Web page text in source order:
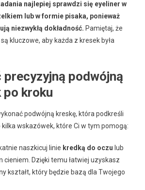
najlepiej sprawdzi się eyeliner w
lub w formie pisaka, ponieważ
niezwykłą dokładność. Pamiętaj, że
kluczowe, aby każda z kresek była
precyzyjną podwójną
po kroku
podwójną kreskę, która podkreśli
wskazówek, które Ci w tym pomogą:
naszkicuj linie kredką do oczu lub
cieniem. Dzięki temu łatwiej uzyskasz
kształt, który będzie bazą dla Twojego